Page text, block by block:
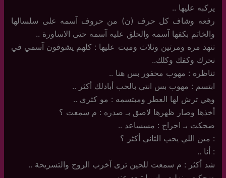
يركبه عليها ..
رفعه وشاف كل حرف (ن) من حروف آسمه على سلسالها
والخاتم بكفها آسمه والحلق عليه آسمه حتى الاساورة ..
تنهد مره ومرتين وثلاث وميت عليها : كلهم يشوفون آسمي في
نحرك وكفك وكلك..
تناظره : مهوب محفور بس هنا ..
ابتسم : مهوب بس انتي بالحب أبادلك أكثر ..
وهي ترش لها العطر ومبتسمه : مو كثري ..
أخذها وصار ظهرها لاصق بـ صدره : م سمعت ؟
ضحكت بـ احراج : مسساعد ..
: مين اللي يحب الثاني أكثر ؟
: أنا ..
شد أكثر : م سمعت للحين ترى آخرب الروج والتسريحة ..